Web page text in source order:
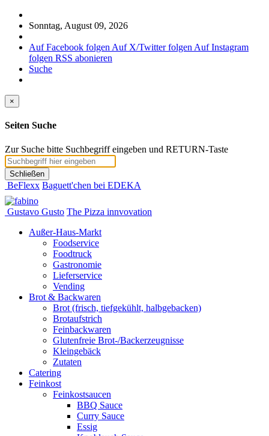
Sonntag, August 09, 2026
Auf Facebook folgen Auf X/Twitter folgen Auf Instagram
folgen RSS abonieren
Suche
×
Seiten Suche
Zur Suche bitte Suchbegriff eingeben und RETURN-Taste
Schließen
BeFlexx Baguett'chen bei EDEKA
Gustavo Gusto The Pizza innvovation
Außer-Haus-Markt
Foodservice
Foodtruck
Gastronomie
Lieferservice
Vending
Brot & Backwaren
Brot (frisch, tiefgekühlt, halbgebacken)
Brotaufstrich
Feinbackwaren
Glutenfreie Brot-/Backerzeugnisse
Kleingebäck
Zutaten
Catering
Feinkost
Feinkostsaucen
BBQ Sauce
Curry Sauce
Essig